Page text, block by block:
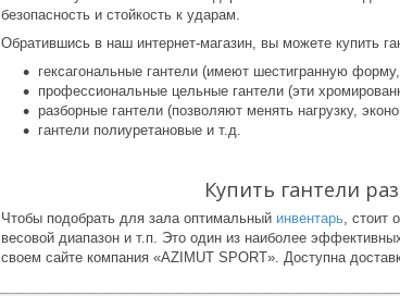
безопасность и стойкость к ударам.
Обратившись в наш интернет-магазин, вы можете купить
гексагональные гантели (имеют шестигранную
профессиональные цельные гантели (эти
разборные гантели (позволяют менять нагрузку,
гантели полиуретановые и т.д.
Купить гантели
Чтобы подобрать для зала оптимальный инвентарь, стоит
весовой диапазон и т.п. Это один из наиболее
своем сайте компания «AZIMUT SPORT». Доступна